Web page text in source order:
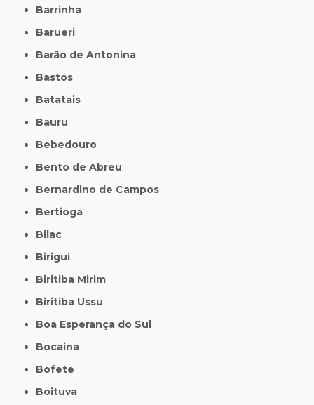
Barrinha
Barueri
Barão de Antonina
Bastos
Batatais
Bauru
Bebedouro
Bento de Abreu
Bernardino de Campos
Bertioga
Bilac
Birigui
Biritiba Mirim
Biritiba Ussu
Boa Esperança do Sul
Bocaina
Bofete
Boituva